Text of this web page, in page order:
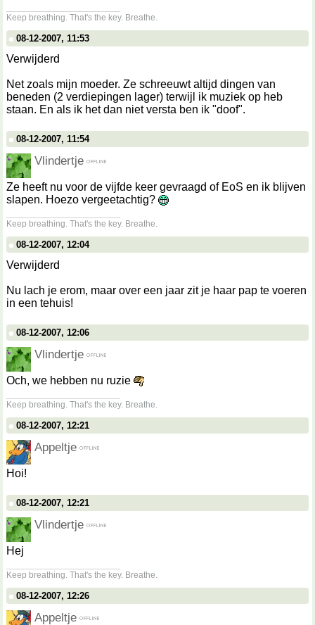
Keep breathing. That's the key. Breathe.
08-12-2007, 11:53
Verwijderd
Net zoals mijn moeder. Ze schreeuwt altijd dingen van
beneden (2 verdiepingen lager) terwijl ik muziek op heb
staan. En als ik het dan niet versta ben ik "doof".
08-12-2007, 11:54
Vlindertje
Ze heeft nu voor de vijfde keer gevraagd of EoS en ik blijven
slapen. Hoezo vergeetachtig?
Keep breathing. That's the key. Breathe.
08-12-2007, 12:04
Verwijderd
Nu lach je erom, maar over een jaar zit je haar pap te voeren
in een tehuis!
08-12-2007, 12:06
Vlindertje
Och, we hebben nu ruzie
Keep breathing. That's the key. Breathe.
08-12-2007, 12:21
Appeltje
Hoi!
08-12-2007, 12:21
Vlindertje
Hej
Keep breathing. That's the key. Breathe.
08-12-2007, 12:26
Appeltje